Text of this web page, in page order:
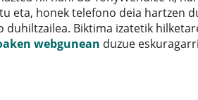
eta, honek telefono deia hartzen
duhiltzailea. Biktima izatetik
webgunean duzue